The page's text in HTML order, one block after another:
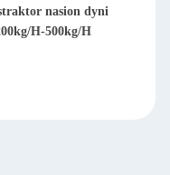
nasion dyni
H-500kg/H